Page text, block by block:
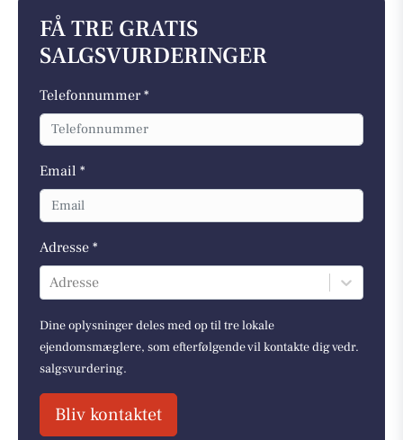
FÅ TRE GRATIS
SALGSVURDERINGER
Telefonnummer *
Email *
Adresse *
Adresse
Dine oplysninger deles med op til tre lokale
ejendomsmæglere, som efterfølgende vil kontakte dig vedr.
salgsvurdering.
Bliv kontaktet